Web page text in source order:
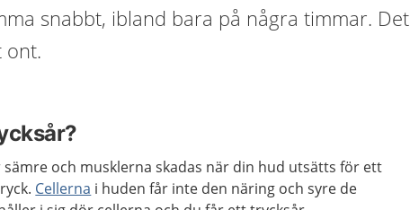
snabbt, ibland bara på några timmar. Det
ont.
sämre och musklerna skadas när din hud utsätts för ett
Cellerna i huden får inte den näring och syre de